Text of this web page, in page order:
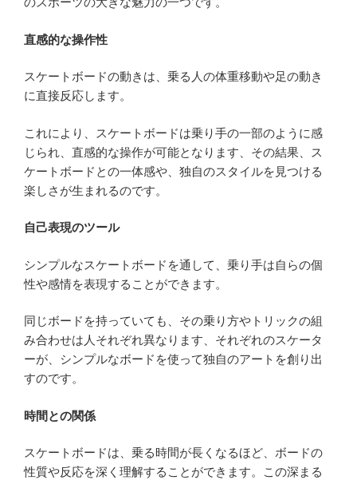
直感的な操作性
スケートボードの動きは、乗る人の体重移動や足の動き
に直接反応します。
これにより、スケートボードは乗り手の一部のように感
じられ、直感的な操作が可能となります、その結果、ス
ケートボードとの一体感や、独自のスタイルを見つける
楽しさが生まれるのです。
自己表現のツール
シンプルなスケートボードを通して、乗り手は自らの個
性や感情を表現することができます。
同じボードを持っていても、その乗り方やトリックの組
み合わせは人それぞれ異なります、それぞれのスケータ
ーが、シンプルなボードを使って独自のアートを創り出
すのです。
時間との関係
スケートボードは、乗る時間が長くなるほど、ボードの
性質や反応を深く理解することができます。この深まる